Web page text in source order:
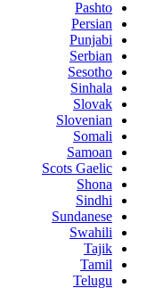
Pashto
Persian
Punjabi
Serbian
Sesotho
Sinhala
Slovak
Slovenian
Somali
Samoan
Scots Gaelic
Shona
Sindhi
Sundanese
Swahili
Tajik
Tamil
Telugu